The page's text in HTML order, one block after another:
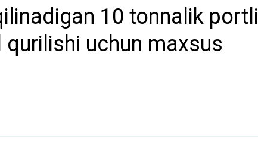
10 tonnalik portli
uchun maxsus